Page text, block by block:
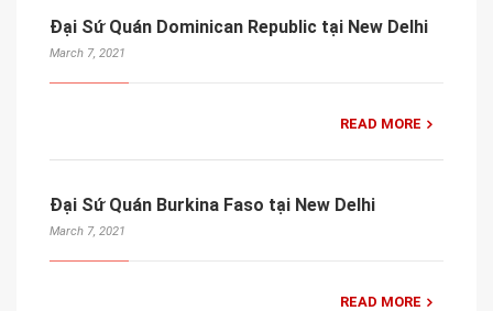
Đại Sứ Quán Dominican Republic tại New Delhi
March 7, 2021
READ MORE
Đại Sứ Quán Burkina Faso tại New Delhi
March 7, 2021
READ MORE